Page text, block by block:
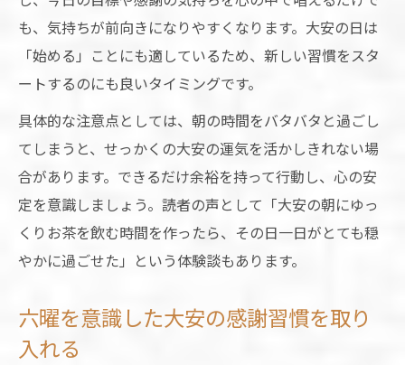
も、気持ちが前向きになりやすくなります。大安の日は
「始める」ことにも適しているため、新しい習慣をスタ
ートするのにも良いタイミングです。
具体的な注意点としては、朝の時間をバタバタと過ごし
てしまうと、せっかくの大安の運気を活かしきれない場
合があります。できるだけ余裕を持って行動し、心の安
定を意識しましょう。読者の声として「大安の朝にゆっ
くりお茶を飲む時間を作ったら、その日一日がとても穏
やかに過ごせた」という体験談もあります。
六曜を意識した大安の感謝習慣を取り
入れる